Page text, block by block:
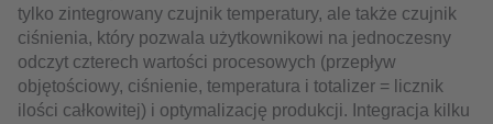
tylko zintegrowany czujnik temperatury, ale także czujnik
ciśnienia, który pozwala użytkownikowi na jednoczesny
odczyt czterech wartości procesowych (przepływ
objętościowy, ciśnienie, temperatura i totalizer = licznik
ilości całkowitej) i optymalizację produkcji. Integracja kilku